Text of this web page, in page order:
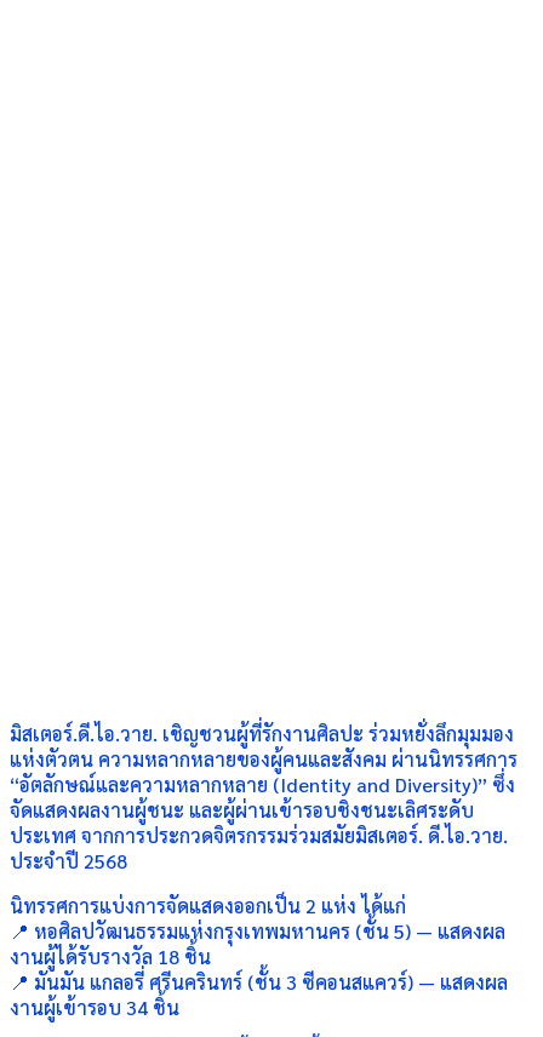
มิสเตอร์.ดี.ไอ.วาย. เชิญชวนผู้ที่รักงานศิลปะ ร่วมหยั่งลึกมุมมอง
แห่งตัวตน ความหลากหลายของผู้คนและสังคม ผ่านนิทรรศการ
“อัตลักษณ์และความหลากหลาย (Identity and Diversity)” ซึ่ง
จัดแสดงผลงานผู้ชนะ และผู้ผ่านเข้ารอบชิงชนะเลิศระดับ
ประเทศ จากการประกวดจิตรกรรมร่วมสมัยมิสเตอร์. ดี.ไอ.วาย.
ประจำปี 2568
นิทรรศการแบ่งการจัดแสดงออกเป็น 2 แห่ง ได้แก่
📍 หอศิลปวัฒนธรรมแห่งกรุงเทพมหานคร (ชั้น 5) — แสดงผล
งานผู้ได้รับรางวัล 18 ชิ้น
📍 มันมัน แกลอรี่ ศรีนครินทร์ (ชั้น 3 ซีคอนสแควร์) — แสดงผล
งานผู้เข้ารอบ 34 ชิ้น